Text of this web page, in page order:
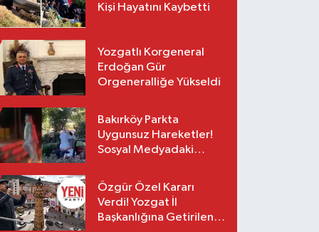
Kişi Hayatını Kaybetti
Yozgatlı Korgeneral
Erdoğan Gür
Orgeneralliğe Yükseldi
Bakırköy Parkta
Uygunsuz Hareketler!
Sosyal Medyadaki
Gözaltı
Özgür Özel Kararı
Verdi! Yozgat İl
Başkanlığına Getirilen